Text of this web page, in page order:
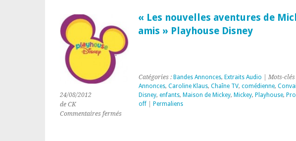
Disney
XD
Channel
24/08/2012
de CK
Commentaires ferméssur
« Les nouvelles aventures de
amis » Playhouse Disney
Catégories : Bandes Annonces, Extraits Audio | Mots-clés
Annonces, Caroline Klaus, Chaîne TV, comédienne,
Disney, enfants, Maison de Mickey, Mickey, Playhouse,
off| Permaliens